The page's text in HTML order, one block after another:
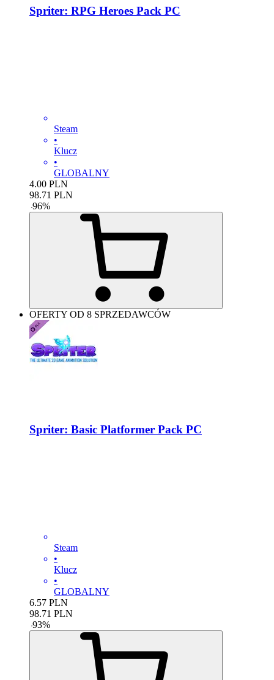
Spriter: RPG Heroes Pack PC
Steam
•
Klucz
•
GLOBALNY
4.00 PLN
98.71 PLN
-96%
OFERTY OD 8 SPRZEDAWCÓW
Spriter: Basic Platformer Pack PC
Steam
•
Klucz
•
GLOBALNY
6.57 PLN
98.71 PLN
-93%